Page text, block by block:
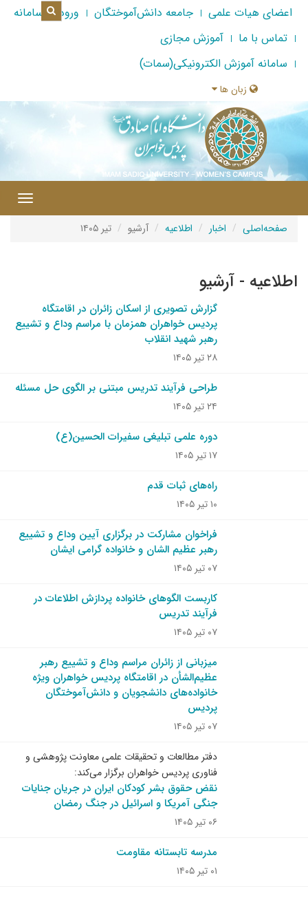
اعضای هیات علمی جامعه دانش‌آموختگان
ورود به سامانه
تماس با ما
آموزش مجازی
سامانه آموزش الکترونیکی(سمات)
زبان ها
صفحه‌اصلی اخبار اطلاعیه آرشیو تیر ۱۴۰۵
اطلاعیه - آرشیو
گزارش تصویری از اسکان زائران در اقامتگاه
پردیس خواهران همزمان با مراسم وداع و تشییع
رهبر شهید انقلاب
۲۸ تیر ۱۴۰۵
طراحی فرآیند تدریس مبتنی بر الگوی حل مسئله
۲۴ تیر ۱۴۰۵
دوره علمی تبلیغی سفیرات الحسین(ع)
۱۷ تیر ۱۴۰۵
راه‌های ثبات قدم
۱۰ تیر ۱۴۰۵
فراخوان مشارکت در برگزاری آیین وداع و تشییع
رهبر عظیم الشان و خانواده گرامی ایشان
۰۷ تیر ۱۴۰۵
کاربست الگوهای خانواده پردازش اطلاعات در
فرآیند تدریس
۰۷ تیر ۱۴۰۵
میزبانی از زائران مراسم وداع و تشییع رهبر
عظیم‌الشأن در اقامتگاه پردیس خواهران ویژه
خانواده‌های دانشجویان و دانش‌آموختگان
پردیس
۰۷ تیر ۱۴۰۵
دفتر مطالعات و تحقیقات علمی معاونت پژوهشی و
فناوری پردیس خواهران برگزار می‌کند:
نقض حقوق بشر کودکان ایران در جریان جنایات
جنگی آمریکا و اسرائیل در جنگ رمضان
۰۶ تیر ۱۴۰۵
مدرسه تابستانه مقاومت
۰۱ تیر ۱۴۰۵